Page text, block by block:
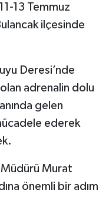
13 Temmuz
ilçesinde
Deresi’nde
adrenalin dolu
gelen
ederek
Müdürü Murat
önemli bir adım